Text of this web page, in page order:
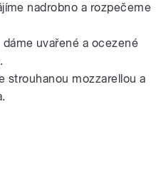
nadrobno a rozpečeme
uvařené a ocezené
strouhanou mozzarellou a